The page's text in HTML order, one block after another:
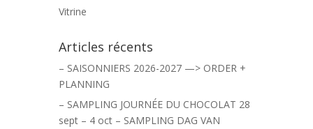
Vitrine
Articles récents
– SAISONNIERS 2026-2027 —> ORDER +
PLANNING
– SAMPLING JOURNÉE DU CHOCOLAT 28
sept – 4 oct – SAMPLING DAG VAN